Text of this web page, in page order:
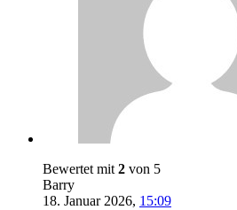
Bewertet mit 2 von 5
Barry
18. Januar 2026, 15:09